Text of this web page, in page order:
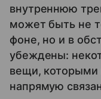
внутреннюю
может быть не
фоне, но и в
убеждены:
вещи,
напрямую